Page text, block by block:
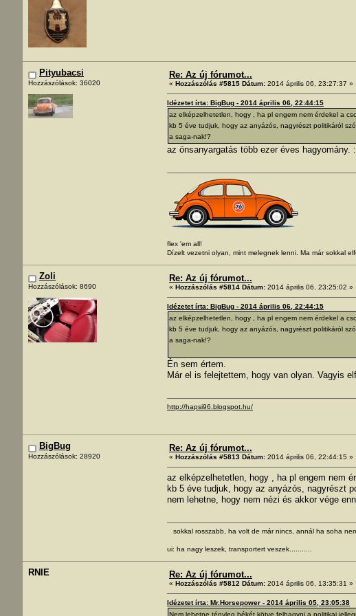
Pityubacsi
Hozzászólások: 36020
Re: Az új fórumot...
« Hozzászólás #5815 Dátum: 2014 április 06, 23:27:37 »
Idézetet írta: BigBug - 2014 április 06, 22:44:15
az elképzelhetetlen, hogy , ha pl engem nem érdekel a
kb 5 éve tudjuk, hogy az anyázós, nagyrészt politikáról
a saga-nak!?
az önsanyargatás több ezer éves hagyomány.
flex 'em all!
Dízelt vezetni olyan, mint melegnek lenni. Ma már sokkal
Zoli
Hozzászólások: 8690
Re: Az új fórumot...
« Hozzászólás #5814 Dátum: 2014 április 06, 23:25:02 »
Idézetet írta: BigBug - 2014 április 06, 22:44:15
az elképzelhetetlen, hogy , ha pl engem nem érdekel a
kb 5 éve tudjuk, hogy az anyázós, nagyrészt politikáról
a saga-nak!?
Én sem értem.
Már el is felejtettem, hogy van olyan. Vagyis
http://hapsi96.blogspot.hu/
BigBug
Hozzászólások: 28920
Re: Az új fórumot...
« Hozzászólás #5813 Dátum: 2014 április 06, 22:44:15 »
az elképzelhetetlen, hogy , ha pl engem nem
kb 5 éve tudjuk, hogy az anyázós, nagyrészt
nem lehetne, hogy nem nézi és akkor vége
sokkal rosszabb, ha volt de már nincs, annál ha soha
ui: ha nagy leszek, transportert veszek...........
RNIE Re: Az új fórumot...
« Hozzászólás #5812 Dátum: 2014 április 06, 13:35:31 »
Idézetet írta: Mr.Horsepower - 2014 április 05, 23:05:38
Nem lehetne tényleg békét kötve felhagyni a politikai